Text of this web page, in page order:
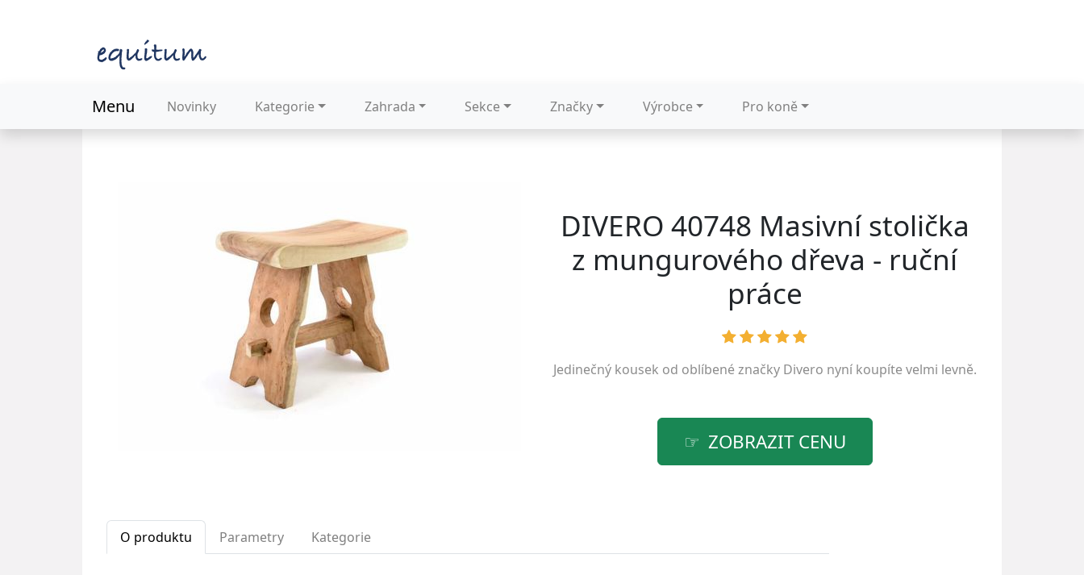
Menu Novinky Kategorie Zahrada Sekce Značky Výrobce Pro koně
DIVERO 40748 Masivní stolička
z mungurového dřeva - ruční
práce
Jedinečný kousek od oblíbené značky Divero nyní koupíte velmi levně.
ZOBRAZIT CENU
O produktu Parametry Kategorie